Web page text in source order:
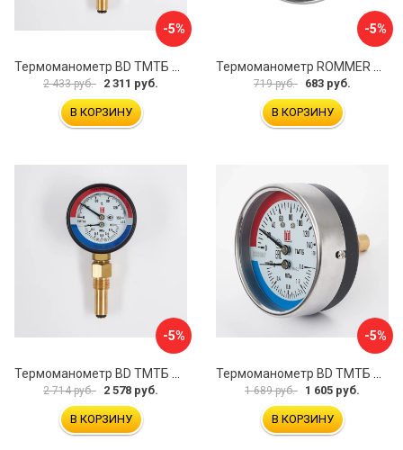
-5%
2 433 руб. 2 311 руб.
В КОРЗИНУ
-5%
719 руб. 683 руб.
В КОРЗИНУ
-5%
2 714 руб. 2 578 руб.
В КОРЗИНУ
-5%
1 689 руб. 1 605 руб.
В КОРЗИНУ